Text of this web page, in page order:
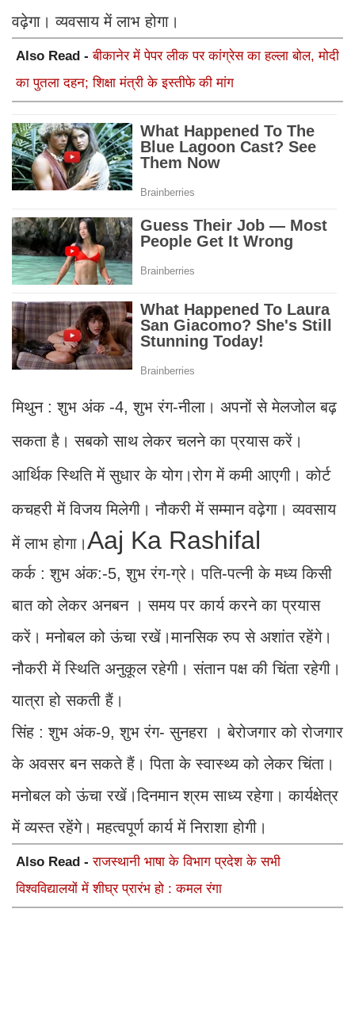
वढ़ेगा। व्यवसाय में लाभ होगा।
Also Read -बीकानेर में पेपर लीक पर कांग्रेस का हल्ला बोल, मोदी
का पुतला दहन; शिक्षा मंत्री के इस्तीफे की मांग
मिथुन : शुभ अंक -4, शुभ रंग-नीला। अपनों से मेलजोल बढ़
सकता है। सबको साथ लेकर चलने का प्रयास करें।
आर्थिक स्थिति में सुधार के योग।रोग में कमी आएगी। कोर्ट
कचहरी में विजय मिलेगी। नौकरी में सम्मान वढ़ेगा। व्यवसाय
में लाभ होगा।Aaj Ka Rashifal
कर्क : शुभ अंक:-5, शुभ रंग-ग्रे। पति-पत्नी के मध्य किसी
बात को लेकर अनबन । समय पर कार्य करने का प्रयास
करें। मनोबल को ऊंचा रखें।मानसिक रुप से अशांत रहेंगे।
नौकरी में स्थिति अनुकूल रहेगी। संतान पक्ष की चिंता रहेगी।
यात्रा हो सकती हैं।
सिंह : शुभ अंक-9, शुभ रंग- सुनहरा । बेरोजगार को रोजगार
के अवसर बन सकते हैं। पिता के स्वास्थ्य को लेकर चिंता।
मनोबल को ऊंचा रखें।दिनमान श्रम साध्य रहेगा। कार्यक्षेत्र
में व्यस्त रहेंगे। महत्वपूर्ण कार्य में निराशा होगी।
Also Read -राजस्थानी भाषा के विभाग प्रदेश के सभी
विश्वविद्यालयों में शीघ्र प्रारंभ हो : कमल रंगा